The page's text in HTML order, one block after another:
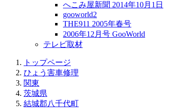
へこみ屋新聞 2014年10月1日
gooworld2
THE911 2005年春号
2006年12月号 GooWorld
テレビ取材
トップページ
ひょう害車修理
関東
茨城県
結城郡八千代町